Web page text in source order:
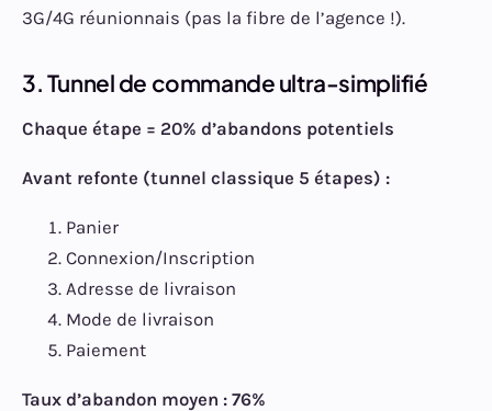
3G/4G réunionnais (pas la fibre de l’agence !).
3. Tunnel de commande ultra-simplifié
Chaque étape = 20% d’abandons potentiels
Avant refonte (tunnel classique 5 étapes) :
Panier
Connexion/Inscription
Adresse de livraison
Mode de livraison
Paiement
Taux d’abandon moyen : 76%